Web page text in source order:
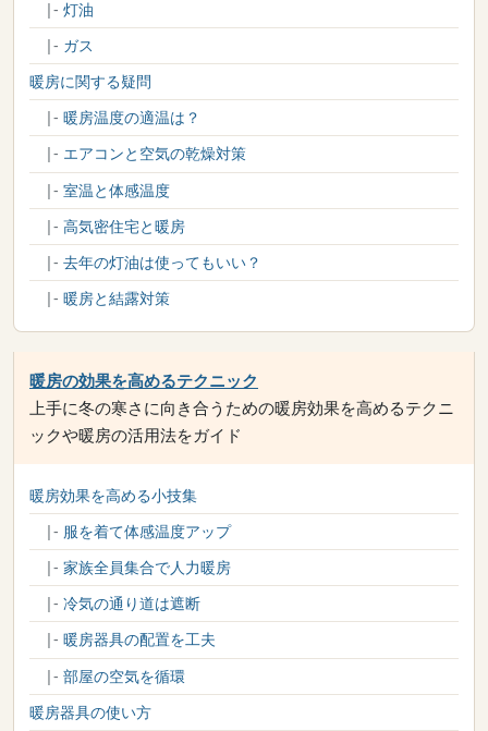
|- 灯油
|- ガス
暖房に関する疑問
|- 暖房温度の適温は？
|- エアコンと空気の乾燥対策
|- 室温と体感温度
|- 高気密住宅と暖房
|- 去年の灯油は使ってもいい？
|- 暖房と結露対策
暖房の効果を高めるテクニック
上手に冬の寒さに向き合うための暖房効果を高めるテクニ
ックや暖房の活用法をガイド
暖房効果を高める小技集
|- 服を着て体感温度アップ
|- 家族全員集合で人力暖房
|- 冷気の通り道は遮断
|- 暖房器具の配置を工夫
|- 部屋の空気を循環
暖房器具の使い方